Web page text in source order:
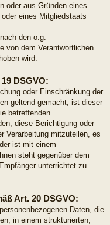
oder aus Gründen eines
eines Mitgliedstaats
den o.g.
von dem Verantwortlichen
wird.
DSGVO:
oder Einschränkung der
geltend gemacht, ist dieser
betreffenden
diese Berichtigung oder
Verarbeitung mitzuteilen, es
ist mit einem
steht gegenüber dem
unterrichtet zu
Art. 20 DSGVO:
Daten, die
in einem strukturierten,